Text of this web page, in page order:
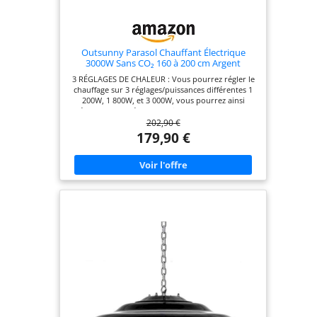
Outsunny Parasol Chauffant Électrique
3000W Sans CO₂ 160 à 200 cm Argent
3 RÉGLAGES DE CHALEUR : Vous pourrez régler le
chauffage sur 3 réglages/puissances différentes 1
200W, 1 800W, et 3 000W, vous pourrez ainsi
réguler la température facilement. Le chauffage
électrique fournit une chaleur instantanée et
rayonne dans un rayon de 2 mètres - environ 13㎡
pour profiter au maximum de vos soirées en plein
air. FACILE D'UTILISATION : La hauteur du pied est
réglable entre 160 et 200 cm pour s'adapter à
votre espace. Sa bague de réglage en plastique
noir se visse et se dévisse simplement pour vous
Composé d'un corps en alliage d'aluminium et
d'un support en acier inoxydable, l'appareil de
chauffage est conforme à la norme IP44 et résiste
à la rouille et à l'eau pour résister aux éléments
extérieurs. Les lampes de haute qualité ont une
longue durée de vie allant jusqu'à 8000 heures.
SÉCURITÉ D'UTILISATION : En cas de basculement
accidentel, le chauffage électrique s'éteint
automatiquement. Le chauffage possède une grille
202,90 €
179,90 €